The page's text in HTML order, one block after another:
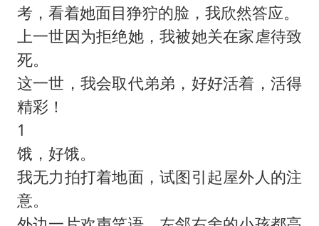
考，看着她面目狰狞的脸，我欣然答应。
上一世因为拒绝她，我被她关在家虐待致
死。
这一世，我会取代弟弟，好好活着，活得
精彩！
1
饿，好饿。
我无力拍打着地面，试图引起屋外人的注
意。